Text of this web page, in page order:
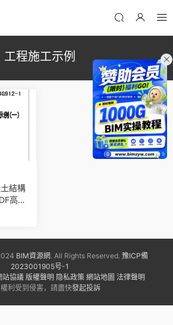
工程施工示例
結構
高清
BIM資源網. All Rights Reserved. 豫ICP備
2023001905号-1
站協議 版權聲明 隐私政策 網站地圖 法律聲明
利受到侵害，請盡快發起投訴